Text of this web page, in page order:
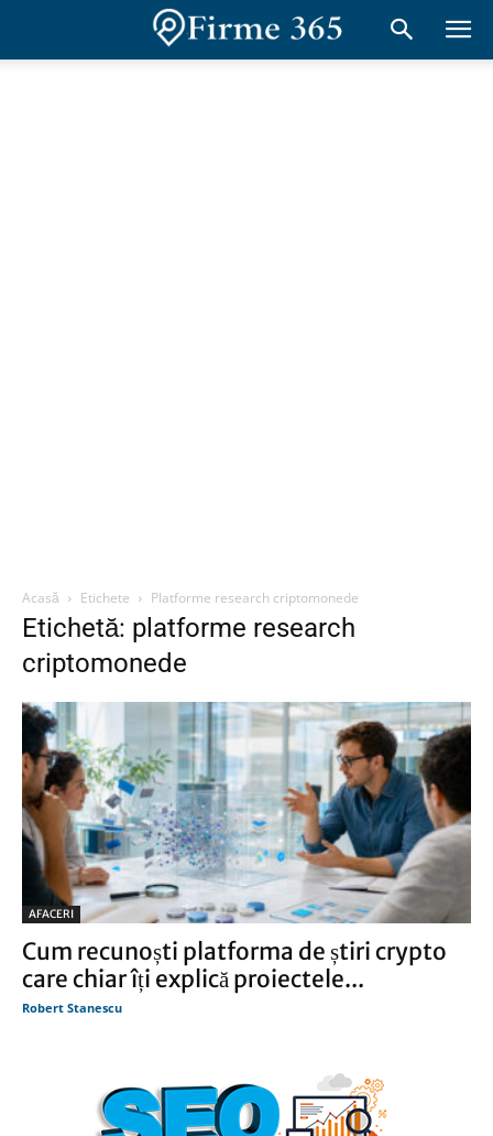
Acasă Etichete Platforme research criptomonede
Etichetă: platforme research
criptomonede
AFACERI
Cum recunoști platforma de știri crypto
care chiar îți explică proiectele...
Robert Stanescu